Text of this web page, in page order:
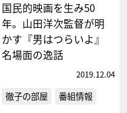
国民的映画を生み50
年。山田洋次監督が明
かす『男はつらいよ』
名場面の逸話
2019.12.04
徹子の部屋 番組情報